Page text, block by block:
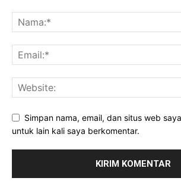
Simpan nama, email, dan situs web
untuk lain kali saya berkomentar.